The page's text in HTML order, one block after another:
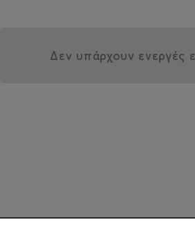
Δεν υπάρχουν ενεργές